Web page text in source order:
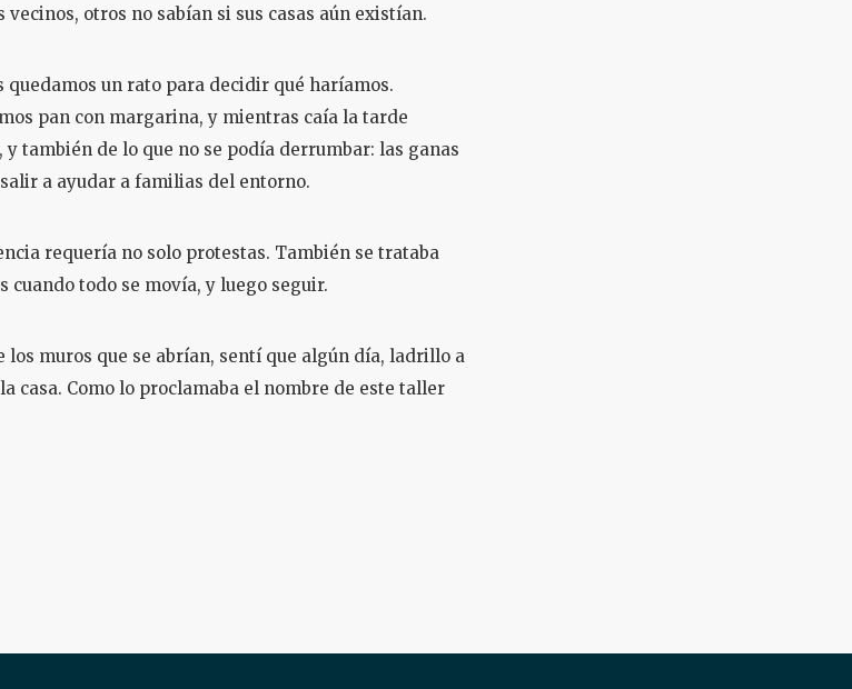
vecinos, otros no sabían si sus casas aún existían.
quedamos un rato para decidir qué haríamos.
pan con margarina, y mientras caía la tarde
también de lo que no se podía derrumbar: las ganas
a ayudar a familias del entorno.
requería no solo protestas. También se trataba
todo se movía, y luego seguir.
los muros que se abrían, sentí que algún día, ladrillo a
casa. Como lo proclamaba el nombre de este taller